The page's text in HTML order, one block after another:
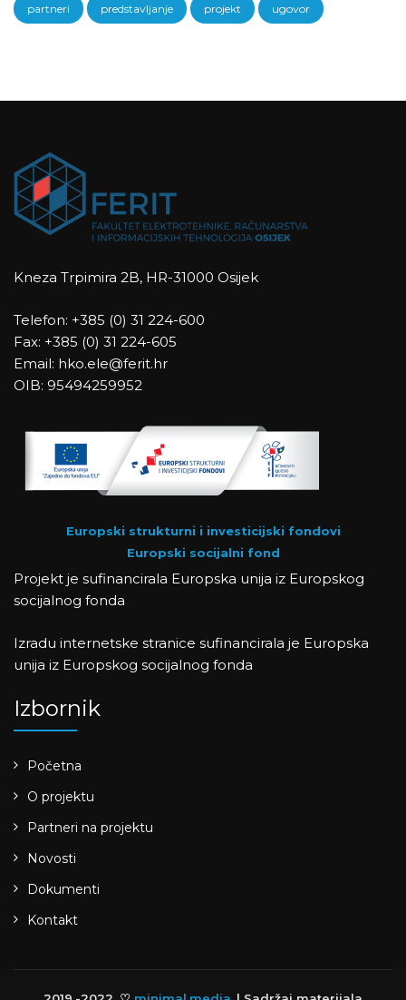
partneri predstavljanje projekt ugovor
Kneza Trpimira 2B, HR-31000 Osijek
Telefon: +385 (0) 31 224-600
Fax: +385 (0) 31 224-605
Email: hko.ele@ferit.hr
OIB: 95494259952
Europski strukturni i investicijski fondovi
Europski socijalni fond
Projekt je sufinancirala Europska unija iz Europskog
socijalnog fonda
Izradu internetske stranice sufinancirala je Europska
unija iz Europskog socijalnog fonda
Izbornik
Početna
O projektu
Partneri na projektu
Novosti
Dokumenti
Kontakt